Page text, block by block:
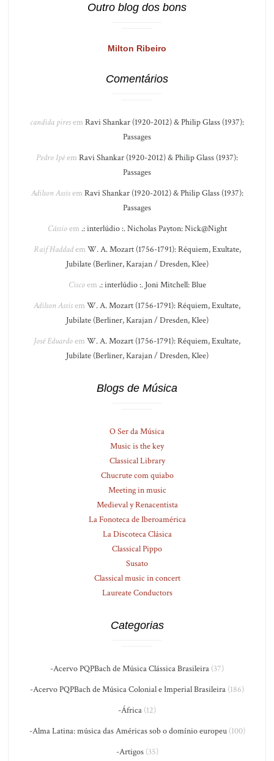
Outro blog dos bons
Milton Ribeiro
Comentários
candida piresem Ravi Shankar (1920-2012) & Philip Glass (1937):
Passages
Pedro Ipêem Ravi Shankar (1920-2012) & Philip Glass (1937):
Passages
Adilson Assisem Ravi Shankar (1920-2012) & Philip Glass (1937):
Passages
Cássioem .: interlúdio :. Nicholas Payton: Nick@Night
Raif Haddadem W. A. Mozart (1756-1791): Réquiem, Exultate,
Jubilate (Berliner, Karajan / Dresden, Klee)
Ciscoem .: interlúdio :. Joni Mitchell: Blue
Adilson Assisem W. A. Mozart (1756-1791): Réquiem, Exultate,
Jubilate (Berliner, Karajan / Dresden, Klee)
José Eduardoem W. A. Mozart (1756-1791): Réquiem, Exultate,
Jubilate (Berliner, Karajan / Dresden, Klee)
Blogs de Música
O Ser da Música
Music is the key
Classical Library
Chucrute com quiabo
Meeting in music
Medieval y Renacentista
La Fonoteca de Iberoamérica
La Discoteca Clásica
Classical Pippo
Susato
Classical music in concert
Laureate Conductors
Categorias
-Acervo PQPBach de Música Clássica Brasileira (37)
-Acervo PQPBach de Música Colonial e Imperial Brasileira (186)
-África (12)
-Alma Latina: música das Américas sob o domínio europeu(100)
-Artigos(35)